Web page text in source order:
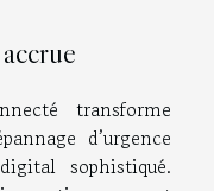
transforme
d’urgence
sophistiqué.